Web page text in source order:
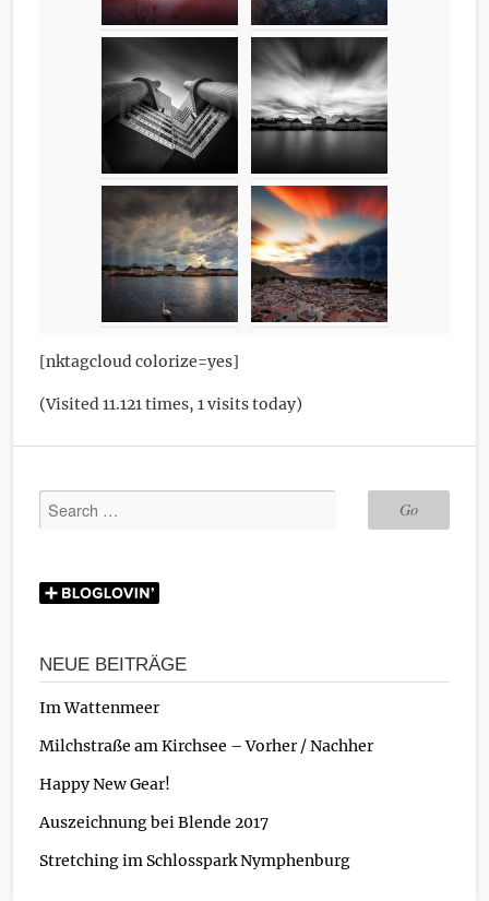
[nktagcloud colorize=yes]
(Visited 11.121 times, 1 visits today)
NEUE BEITRÄGE
Im Wattenmeer
Milchstraße am Kirchsee – Vorher / Nachher
Happy New Gear!
Auszeichnung bei Blende 2017
Stretching im Schlosspark Nymphenburg